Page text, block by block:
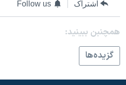
نرگس محمدی برنده جایزه نوبل صلح
همایش محافظه‌کاران آمریکا «سی‌پک»
صفحه‌های ویژه
سفر پرزیدنت ترامپ به چین
اشتراک Follow us
همچنبن ببینید:
گزيده‌ها